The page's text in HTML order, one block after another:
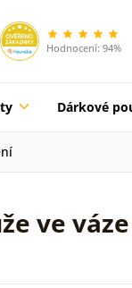
Hodnocení: 94%
Dárkové
ve